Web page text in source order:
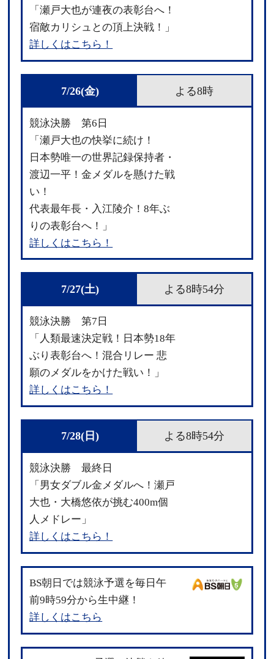
「瀬戸大也が連夜の表彰台へ！
宿敵カリシュとの頂上決戦！」
詳しくはこちら！
7/26(金) よる8時
競泳決勝 第6日
「瀬戸大也の快挙に続け！
日本勢唯一の世界記録保持者・
渡辺一平！金メダルを懸けた戦
い！
代表最年長・入江陵介！8年ぶ
りの表彰台へ！」
詳しくはこちら！
7/27(土) よる8時54分
競泳決勝 第7日
「人類最速決定戦！日本勢18年
ぶり表彰台へ！混合リレー 悲
願のメダルをかけた戦い！」
詳しくはこちら！
7/28(日) よる8時54分
競泳決勝 最終日
「男女ダブル金メダルへ！瀬戸
大也・大橋悠依が挑む400m個
人メドレー」
詳しくはこちら！
BS朝日では競泳予選を毎日午
前9時59分から生中継！
詳しくはこちら